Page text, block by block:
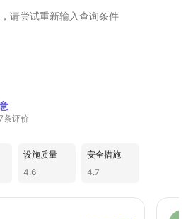
请尝试重新输入查询条件
条评价
设施质量
4.6
安全措施
4.7